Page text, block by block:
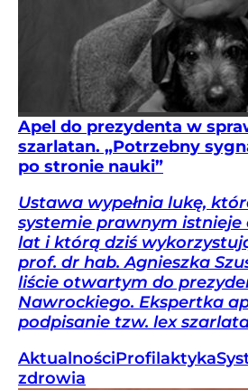
Apel do prezydenta w
szarlatan. „Potrzebny
po stronie nauki”
Ustawa wypełnia lukę,
systemie prawnym istnieje
lat i którą dziś
prof. dr hab. Agnieszka
liście otwartym do
Nawrockiego. Ekspertka
podpisanie tzw. lex
AktualnościProfilaktyka
zdrowia